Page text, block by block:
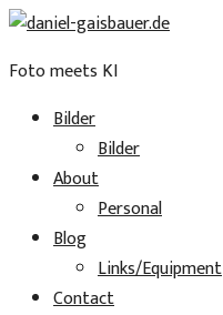
Foto meets KI
Bilder
Bilder
About
Personal
Blog
Links/Equipment
Contact